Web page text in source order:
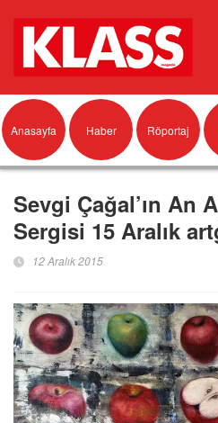
Anasayfa Haber Röportaj
Sevgi Çağal’ın An
Sergisi 15 Aralık
12 Aralık 2015